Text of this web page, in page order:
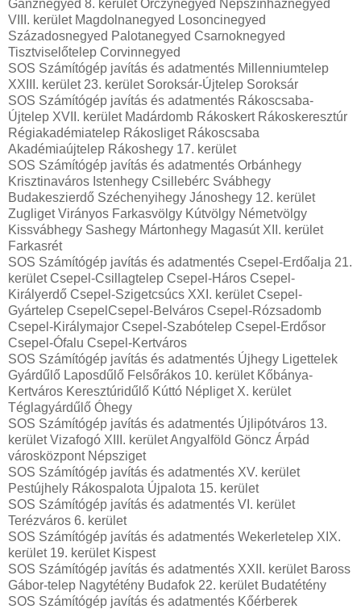
Ganznegyed 8. kerület Orczynegyed Népszínháznegyed
VIII. kerület Magdolnanegyed Losoncinegyed
Századosnegyed Palotanegyed Csarnoknegyed
Tisztviselőtelep Corvinnegyed
SOS Számítógép javítás és adatmentés Millenniumtelep
XXIII. kerület 23. kerület Soroksár-Újtelep Soroksár
SOS Számítógép javítás és adatmentés Rákoscsaba-
Újtelep XVII. kerület Madárdomb Rákoskert Rákoskeresztúr
Régiakadémiatelep Rákosliget Rákoscsaba
Akadémiaújtelep Rákoshegy 17. kerület
SOS Számítógép javítás és adatmentés Orbánhegy
Krisztinaváros Istenhegy Csillebérc Svábhegy
Budakeszierdő Széchenyihegy Jánoshegy 12. kerület
Zugliget Virányos Farkasvölgy Kútvölgy Németvölgy
Kissvábhegy Sashegy Mártonhegy Magasút XII. kerület
Farkasrét
SOS Számítógép javítás és adatmentés Csepel-Erdőalja 21.
kerület Csepel-Csillagtelep Csepel-Háros Csepel-
Királyerdő Csepel-Szigetcsúcs XXI. kerület Csepel-
Gyártelep CsepelCsepel-Belváros Csepel-Rózsadomb
Csepel-Királymajor Csepel-Szabótelep Csepel-Erdősor
Csepel-Ófalu Csepel-Kertváros
SOS Számítógép javítás és adatmentés Újhegy Ligettelek
Gyárdűlő Laposdűlő Felsőrákos 10. kerület Kőbánya-
Kertváros Keresztúridűlő Kúttó Népliget X. kerület
Téglagyárdűlő Óhegy
SOS Számítógép javítás és adatmentés Újlipótváros 13.
kerület Vizafogó XIII. kerület Angyalföld Göncz Árpád
városközpont Népsziget
SOS Számítógép javítás és adatmentés XV. kerület
Pestújhely Rákospalota Újpalota 15. kerület
SOS Számítógép javítás és adatmentés VI. kerület
Terézváros 6. kerület
SOS Számítógép javítás és adatmentés Wekerletelep XIX.
kerület 19. kerület Kispest
SOS Számítógép javítás és adatmentés XXII. kerület Baross
Gábor-telep Nagytétény Budafok 22. kerület Budatétény
SOS Számítógép javítás és adatmentés Kőérberek